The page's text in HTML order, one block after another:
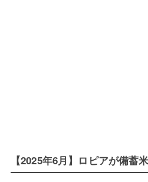
【2025年6月】ロピアが備蓄